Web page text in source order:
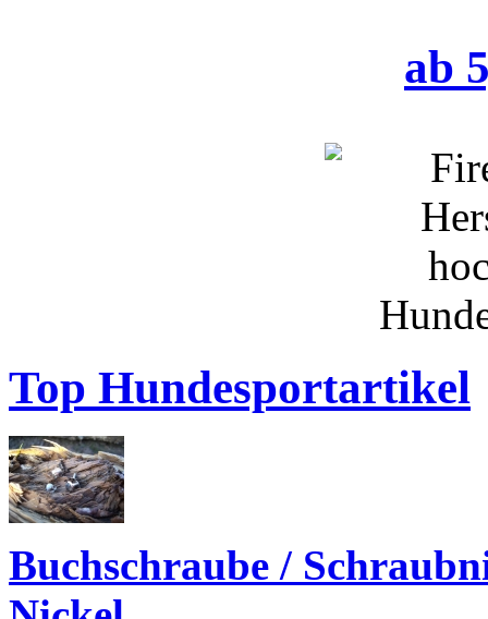
ab
Top Hundesportartikel
Buchschraube /